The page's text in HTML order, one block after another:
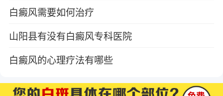
白癜风需要如何治疗
山阳县有没有白癜风专科医院
白癜风的心理疗法有哪些